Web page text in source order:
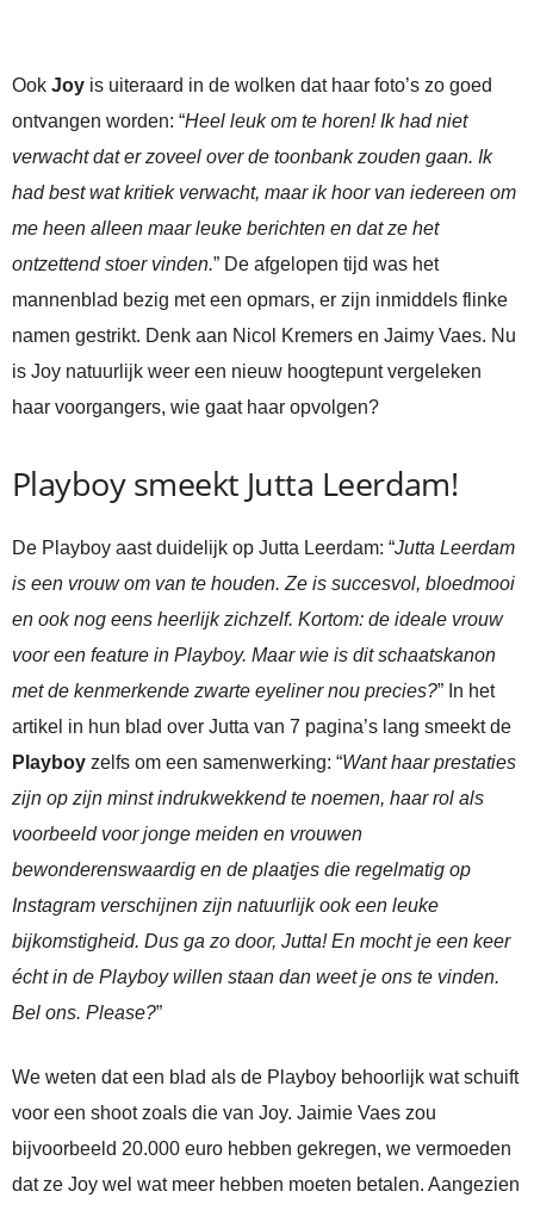
Ook Joy is uiteraard in de wolken dat haar foto’s zo goed
ontvangen worden: “Heel leuk om te horen! Ik had niet
verwacht dat er zoveel over de toonbank zouden gaan. Ik
had best wat kritiek verwacht, maar ik hoor van iedereen om
me heen alleen maar leuke berichten en dat ze het
ontzettend stoer vinden.” De afgelopen tijd was het
mannenblad bezig met een opmars, er zijn inmiddels flinke
namen gestrikt. Denk aan Nicol Kremers en Jaimy Vaes. Nu
is Joy natuurlijk weer een nieuw hoogtepunt vergeleken
haar voorgangers, wie gaat haar opvolgen?
Playboy smeekt Jutta Leerdam!
De Playboy aast duidelijk op Jutta Leerdam: “Jutta Leerdam
is een vrouw om van te houden. Ze is succesvol, bloedmooi
en ook nog eens heerlijk zichzelf. Kortom: de ideale vrouw
voor een feature in Playboy. Maar wie is dit schaatskanon
met de kenmerkende zwarte eyeliner nou precies?” In het
artikel in hun blad over Jutta van 7 pagina’s lang smeekt de
Playboy zelfs om een samenwerking: “Want haar prestaties
zijn op zijn minst indrukwekkend te noemen, haar rol als
voorbeeld voor jonge meiden en vrouwen
bewonderenswaardig en de plaatjes die regelmatig op
Instagram verschijnen zijn natuurlijk ook een leuke
bijkomstigheid. Dus ga zo door, Jutta! En mocht je een keer
écht in de Playboy willen staan dan weet je ons te vinden.
Bel ons. Please?”
We weten dat een blad als de Playboy behoorlijk wat schuift
voor een shoot zoals die van Joy. Jaimie Vaes zou
bijvoorbeeld 20.000 euro hebben gekregen, we vermoeden
dat ze Joy wel wat meer hebben moeten betalen. Aangezien